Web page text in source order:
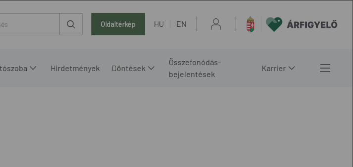
Oldaltérkép HU EN
Hirdetmények Döntések
Összefonódás-
bejelentések
Karrier